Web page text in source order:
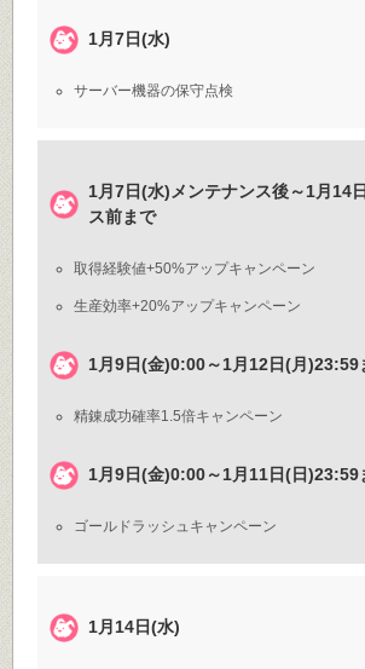
1月7日(水)
サーバー機器の保守点検
1月7日(水)メンテナンス後～1月14
ス前まで
取得経験値+50%アップキャンペーン
生産効率+20%アップキャンペーン
1月9日(金)0:00～1月12日(月)23:59
精錬成功確率1.5倍キャンペーン
1月9日(金)0:00～1月11日(日)23:59
ゴールドラッシュキャンペーン
1月14日(水)